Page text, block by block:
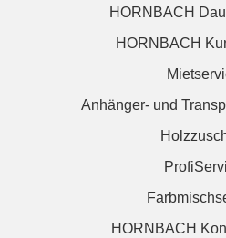
HORNBACH
HORNBACH
Anhänger- und
HORNBACH